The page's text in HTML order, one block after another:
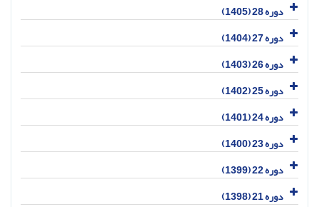
دوره 28 (1405)
دوره 27 (1404)
دوره 26 (1403)
دوره 25 (1402)
دوره 24 (1401)
دوره 23 (1400)
دوره 22 (1399)
دوره 21 (1398)